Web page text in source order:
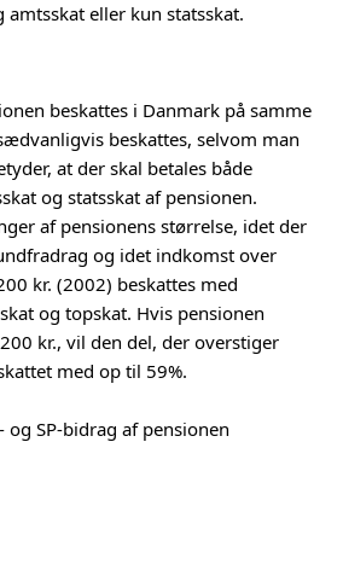
eller kun statsskat.
beskattes i Danmark på samme
beskattes, selvom man
at der skal betales både
og statsskat af pensionen.
af pensionens størrelse, idet der
og idet indkomst over
kr. (2002) beskattes med
og topskat. Hvis pensionen
kr., vil den del, der overstiger
med op til 59%.
og SP-bidrag af pensionen